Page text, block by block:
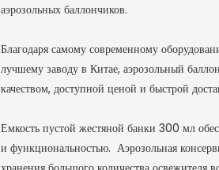
аэрозольных баллончиков.
Благодаря самому современному
лучшему заводу в Китае, аэрозольный
качеством, доступной ценой и быстрой
Емкость пустой жестяной банки 300 мл
и функциональностью. Аэрозольная